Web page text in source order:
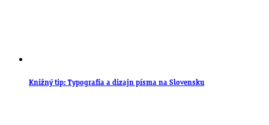
Knižný tip: Typografia a dizajn písma na Slovensku